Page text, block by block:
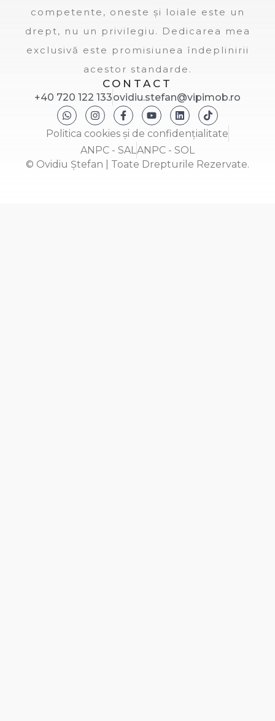
competente, oneste și loiale este un
drept, nu un privilegiu. Dedicarea mea
exclusivă este promisiunea îndeplinirii
acestor standarde.
CONTACT
+40 720 122 133ovidiu.stefan@vipimob.ro
Politica cookies și de confidențialitate
ANPC - SALANPC - SOL
© Ovidiu Ștefan | Toate Drepturile Rezervate.